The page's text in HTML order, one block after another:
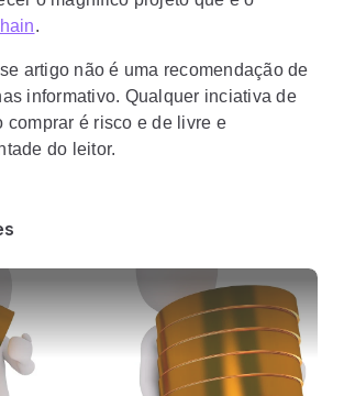
.
artigo não é uma recomendação de
informativo. Qualquer inciativa de
comprar é risco e de livre e
do leitor.